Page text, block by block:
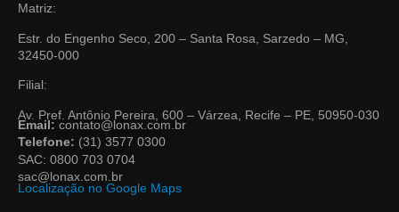
Matriz:
Estr. do Engenho Seco, 200 – Santa Rosa, Sarzedo – MG,
32450-000
Filial:
Av. Pref. Antônio Pereira, 600 – Várzea, Recife – PE, 50950-030
Email: contato@lonax.com.br
Telefone: (31) 3577 0300
SAC: 0800 703 0704
sac@lonax.com.br
Localização no Google Maps